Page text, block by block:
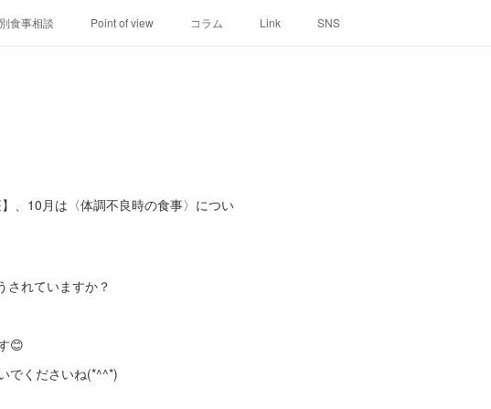
食事相談 Point of view コラム Link SNS
、10月は〈体調不良時の食事〉につい
されていますか？
😊
でくださいね(*^^*)